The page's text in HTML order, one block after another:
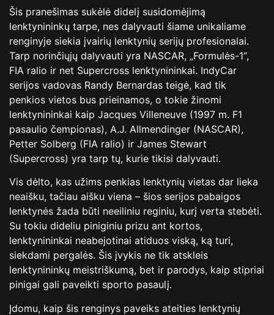
Šis pranešimas sukėlė didelį susidomėjimą
lenktynininkų tarpe, nes dalyvauti šiame unikaliame
renginyje siekia įvairių lenktynių serijų profesionalai.
Tarp norinčiųjų dalyvauti yra NASCAR, „Formulės-1“,
FIA ralio ir net Supercross lenktynininkai. IndyCar
serijos vadovas Randy Bernardas teigė, kad tik
penkios vietos bus prieinamos, o tokie žinomi
lenktynininkai kaip Jacques Villeneuve (1997 m. F1
pasaulio čempionas), A.J. Allmendinger (NASCAR),
Petter Solberg (FIA ralio) ir James Stewart
(Supercross) yra tarp tų, kurie tikisi dalyvauti.
Vis dėlto, kas užims penkias lenktynių vietas dar lieka
neaišku, tačiau aišku viena – šios serijos pabaigos
lenktynės žada būti neeiliniu reginiu, kurį verta stebėti.
Su tokiu dideliu piniginiu prizu ant kortos,
lenktynininkai neabejotinai atiduos viską, ką turi,
siekdami pergalės. Šis įvykis ne tik atskleis
lenktynininkų meistriškumą, bet ir parodys, kaip stipriai
pinigai gali paveikti sporto pasaulį.
Įdomu, kaip šis renginys paveiks ateities lenktynių